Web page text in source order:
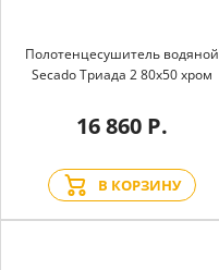
Полотенцесушитель водяной
Secado Триада 2 80x50 хром
16 860 Р.
В КОРЗИНУ